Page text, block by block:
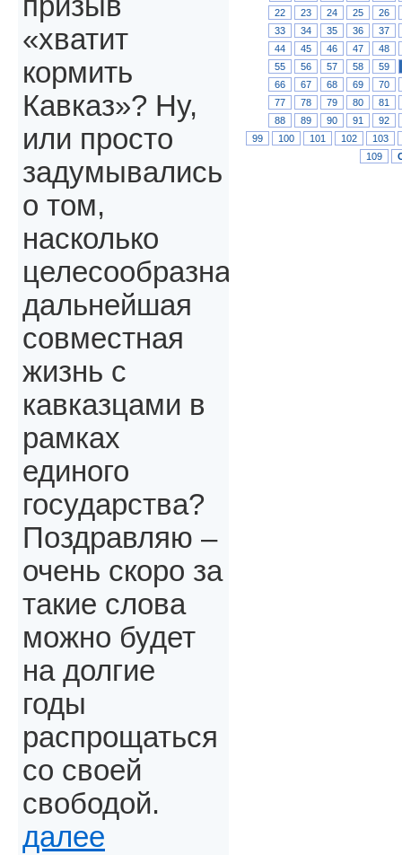
22
23 24 25
26
33
34 35 36
37
44
45 46 47
48
55
56 57 58
59
66
67 68 69
70
77
78 79 80
81
88
89 90 91
92
99
100 101 102
103
109
призыв
«хватит
кормить
Кавказ»? Ну,
или просто
задумывались
о том,
насколько
целесообразна
дальнейшая
совместная
жизнь с
кавказцами в
рамках
единого
государства?
Поздравляю –
очень скоро за
такие слова
можно будет
на долгие
годы
распрощаться
со своей
свободой.
далее